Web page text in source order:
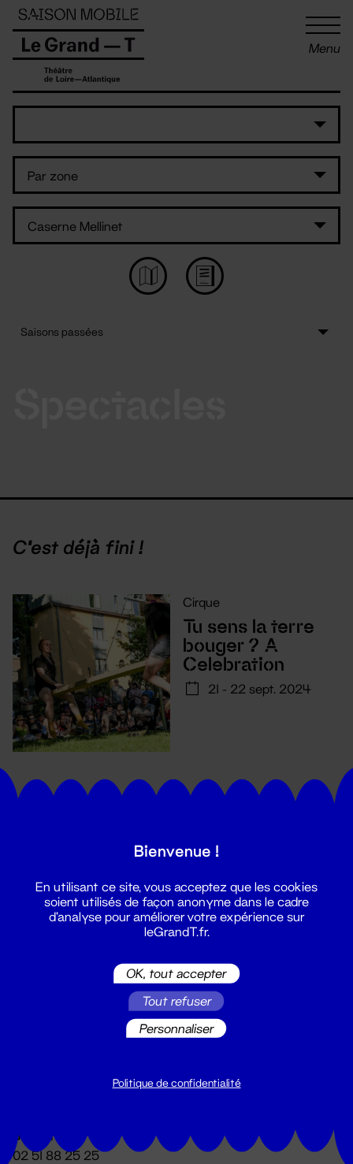
Menu
C'est déjà fini !
Cirque
Tu sens la terre
bouger ? A
Celebration
21 - 22 sept. 2024
Suivez toutes les actualités du
Grand T :
Billetterie
02 51 88 25 25
Panneau de gestion des cookies
Bienvenue !
En utilisant ce site, vous acceptez que les cookies
soient utilisés de façon anonyme dans le cadre
d'analyse pour améliorer votre expérience sur
leGrandT.fr.
OK, tout accepter
Tout refuser
Personnaliser
Politique de confidentialité